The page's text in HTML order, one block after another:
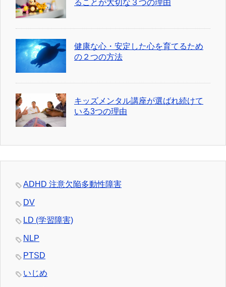
ることが大切な３つの理由
健康な心・安定した心を育てるため
の２つの方法
キッズメンタル講座が選ばれ続けて
いる3つの理由
ADHD 注意欠陥多動性障害
DV
LD (学習障害)
NLP
PTSD
いじめ